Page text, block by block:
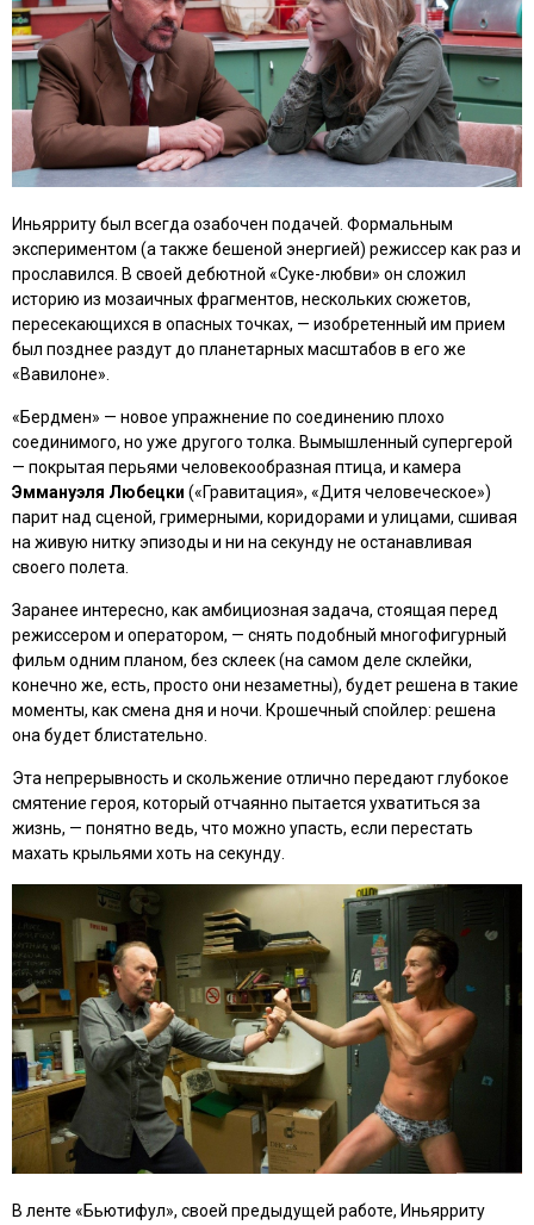
Иньярриту был всегда озабочен подачей. Формальным
экспериментом (а также бешеной энергией) режиссер как раз и
прославился. В своей дебютной «Суке-любви» он сложил
историю из мозаичных фрагментов, нескольких сюжетов,
пересекающихся в опасных точках, — изобретенный им прием
был позднее раздут до планетарных масштабов в его же
«Вавилоне»
«Бердмен» — новое упражнение по соединению плохо
соединимого, но уже другого толка. Вымышленный супергерой
— покрытая перьями человекообразная птица, и камера
Эммануэля Любецки («Гравитация», «Дитя человеческое»)
парит над сценой, гримерными, коридорами и улицами, сшивая
на живую нитку эпизоды и ни на секунду не останавливая
своего полета.
Заранее интересно, как амбициозная задача, стоящая перед
режиссером и оператором, — снять подобный многофигурный
фильм одним планом, без склеек (на самом деле склейки,
конечно же, есть, просто они незаметны), будет решена в такие
моменты, как смена дня и ночи. Крошечный спойлер: решена
она будет блистательно.
Эта непрерывность и скольжение отлично передают глубокое
смятение героя, который отчаянно пытается ухватиться за
жизнь, — понятно ведь, что можно упасть, если перестать
махать крыльями хоть на секунду.
В ленте «Бьютифул», своей предыдущей работе, Иньярриту